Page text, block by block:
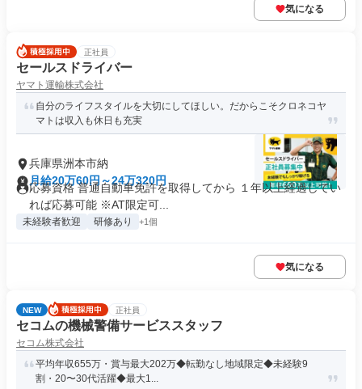
気になる
正社員
セールスドライバー
ヤマト運輸株式会社
自分のライフスタイルを大切にしてほしい。だからこそクロネコヤ
マトは収入も休日も充実
兵庫県洲本市納
月給20万60円～24万320円
応募資格 普通自動車免許を取得してから １年以上経過してい
れば応募可能 ※AT限定可...
未経験者歓迎 研修あり +1個
気になる
NEW 正社員
セコムの機械警備サービススタッフ
セコム株式会社
平均年収655万・賞与最大202万◆転勤なし地域限定◆未経験9
割・20〜30代活躍◆最大1...